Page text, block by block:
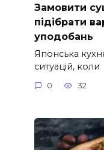
Замовити
підібрати
уподобань
Японська
ситуацій, коли
0 32